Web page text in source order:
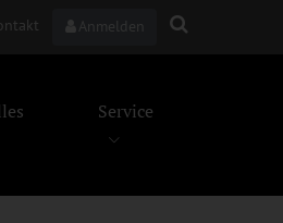
Anmelden
Service